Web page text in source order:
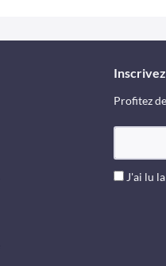
Profitez
J'ai lu la